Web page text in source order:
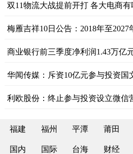
双11物流大战提前开打 各大电商
梅雁吉祥10日公告：2018年至2027
商业银行前三季度净利润1.43万亿
华闻传媒：斥资10亿元参与投资国
利欧股份：终止参与投资设立微信
福建 福州 平潭 莆田
国内 国际 台海 财经